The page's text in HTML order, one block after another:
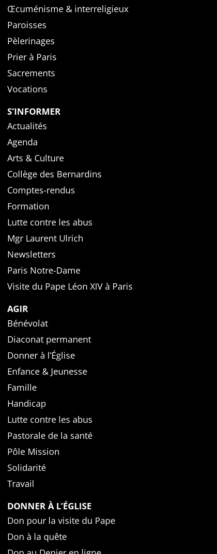
Œcuménisme & interreligieux
Paroisses
Pèlerinages
Prier à Paris
Sacrements
Vocations
S’INFORMER
Actualités
Agenda
Arts & Culture
Collège des Bernardins
Comptes-rendus
Formation
Lutte contre les abus
Mgr Laurent Ulrich
Newsletters
Paris Notre-Dame
Visite du Pape Léon XIV à Paris
AGIR
Bénévolat
Diaconat permanent
Donner à l’Église
Enfance & Jeunesse
Famille
Handicap
Lutte contre les abus
Pastorale de la santé
Pôle Mission
Solidarité
Travail
DONNER À L’ÉGLISE
Don pour la visite du Pape
Don à la quête